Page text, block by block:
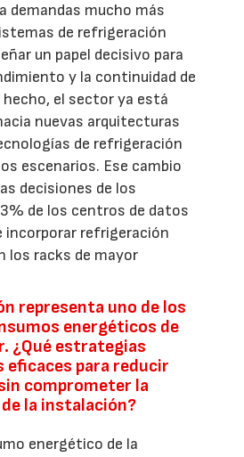
demandas mucho más
de refrigeración
un papel decisivo para
y la continuidad de
hecho, el sector ya está
nuevas arquitecturas
de refrigeración
escenarios. Ese cambio
decisiones de los
de los centros de datos
incorporar refrigeración
los racks de mayor
representa uno de los
energéticos de
¿Qué estrategias
eficaces para reducir
comprometer la
la instalación?
energético de la